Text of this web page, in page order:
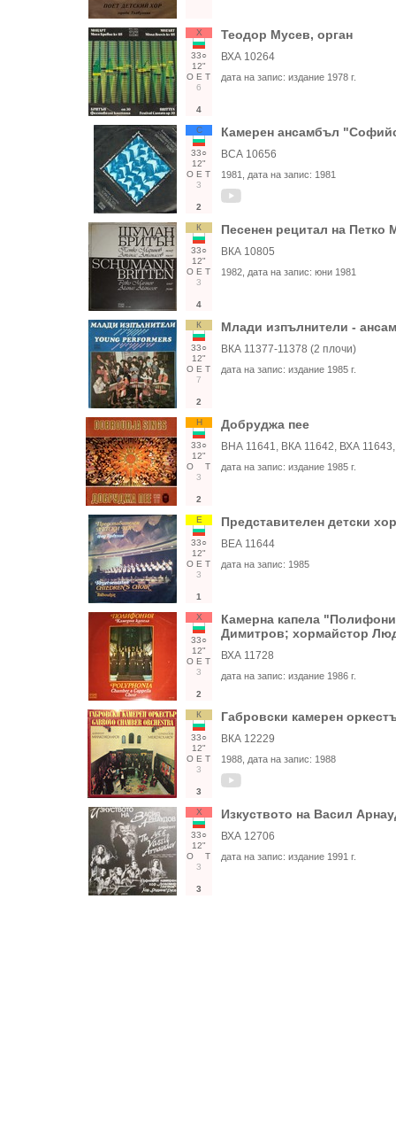
Х
33○
12"
О Е Т
6
4
Теодор Мусев, орган
ВХА 10264
дата на запис: издание 1978 г.
С
33○
12"
О Е Т
3
2
Камерен ансамбъл
ВСА 10656
1981 , дата на запис: 1981
К
33○
12"
О Е Т
3
4
Песенен рецитал на Петко
ВКА 10805
1982 , дата на запис: юни 1981
К
33○
12"
О Е Т
7
2
Млади изпълнители -
ВКА 11377-11378 (2 плочи)
дата на запис: издание 1985 г.
Н
33○
12"
О
Т
3
2
Добруджа пее
ВНА 11641, ВКА 11642, ВХА
дата на запис: издание 1985 г.
Е
33○
12"
О Е Т
3
1
Представителен детски
ВЕА 11644
дата на запис: 1985
Х
33○
12"
О Е Т
3
2
Камерна капела
Димитров; хормайстор
ВХА 11728
дата на запис: издание 1986 г.
К
33○
12"
О Е Т
3
3
Габровски камерен
ВКА 12229
1988 , дата на запис: 1988
Х
33○
12"
О
Т
3
3
Изкуството на Васил
ВХА 12706
дата на запис: издание 1991 г.